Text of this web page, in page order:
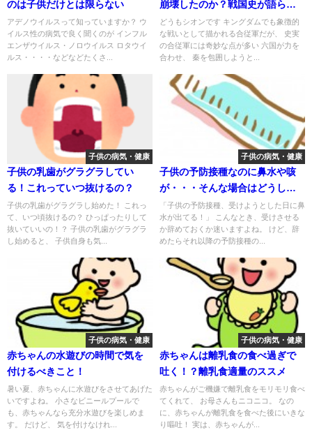
のは子供だけとは限らない
アデノウイルスって知っていますか？ ウ
イルス性の病気で良く聞くのが インフル
エンザウイルス・ノロウイルス ロタウイ
ルス・・・・などなどたくさ...
崩壊したのか？戦国史が語らな
い六国連合の裏切りと策略の謎
とは
どうもシオンです キングダムでも象徴的
な戦いとして描かれる合従軍だが、 史実
の合従軍には奇妙な点が多い 六国が力を
合わせ、 秦を包囲しようと...
子供の病気・健康
子供の乳歯がグラグラしてい
る！これっていつ抜けるの？
子供の乳歯がグラグラし始めた！ これっ
て、いつ頃抜けるの？ ひっぱったりして
抜いていいの！？ 子供の乳歯がグラグラ
し始めると、 子供自身も気...
子供の病気・健康
子供の予防接種なのに鼻水や咳
が・・・そんな場合はどうした
ら良い？
「子供の予防接種、受けようとした日に鼻
水が出てる！」 こんなとき、受けさせる
か辞めておくか迷いますよね。 けど、辞
めたらそれ以降の予防接種の...
子供の病気・健康
赤ちゃんの水遊びの時間で気を
付けるべきこと！
暑い夏、赤ちゃんに水遊びをさせてあげた
いですよね。 小さなビニールプールで
も、赤ちゃんなら充分水遊びを楽しめま
す。 だけど、 気を付けなけれ...
子供の病気・健康
赤ちゃんは離乳食の食べ過ぎで
吐く！？離乳食適量のススメ
赤ちゃんがご機嫌で離乳食をモリモリ食べ
てくれて、 お母さんもニコニコ。 なの
に、赤ちゃんが離乳食を食べた後にいきな
り嘔吐！ 実は、赤ちゃんが...